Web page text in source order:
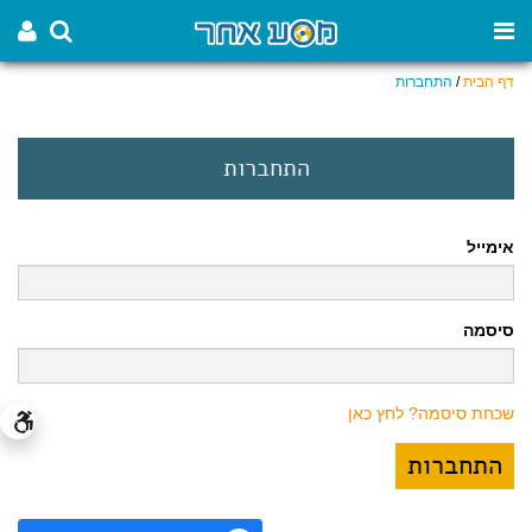
דף הבית/ התחברות
התחברות
אימייל
סיסמה
שכחת סיסמה? לחץ כאן